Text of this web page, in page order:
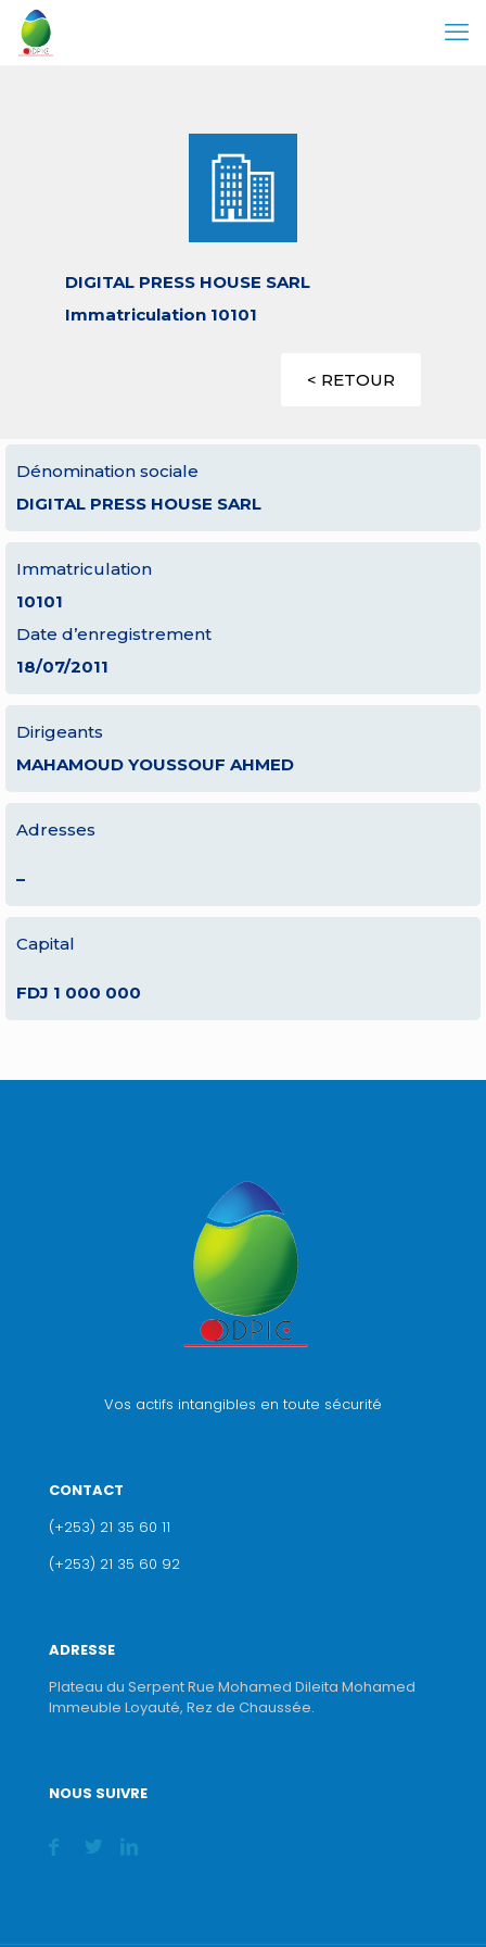
DIGITAL PRESS HOUSE SARL
Immatriculation 10101
< RETOUR
Dénomination sociale
DIGITAL PRESS HOUSE SARL
Immatriculation
10101
Date d’enregistrement
18/07/2011
Dirigeants
MAHAMOUD YOUSSOUF AHMED
Adresses
–
Capital
FDJ 1 000 000
Vos actifs intangibles en toute sécurité
CONTACT
(+253) 21 35 60 11
(+253) 21 35 60 92
ADRESSE
Plateau du Serpent Rue Mohamed Dileita Mohamed
Immeuble Loyauté, Rez de Chaussée.
NOUS SUIVRE